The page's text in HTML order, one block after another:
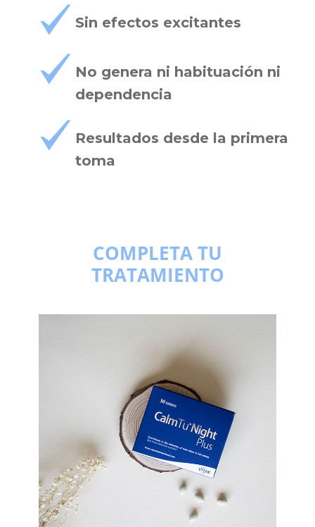
Sin efectos excitantes
No genera ni habituación ni
dependencia
Resultados desde la primera
toma
COMPLETA TU
TRATAMIENTO